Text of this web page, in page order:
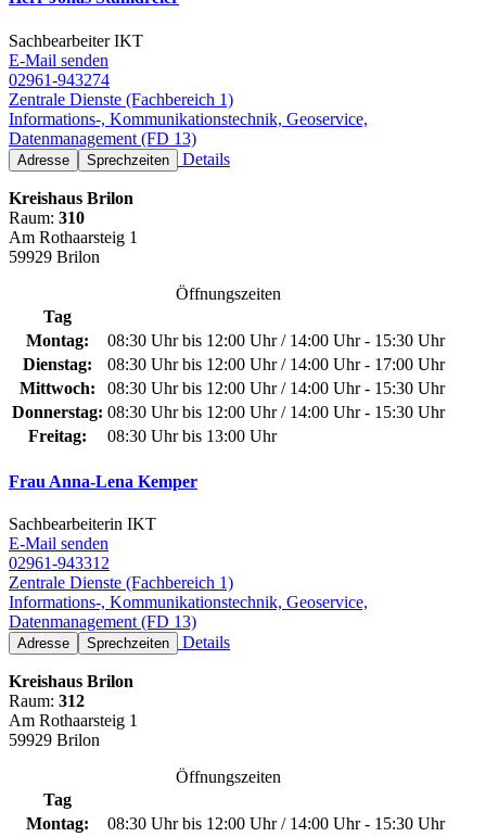
Sachbearbeiter IKT
E-Mail senden
02961-943274
Zentrale Dienste (Fachbereich 1)
Informations-, Kommunikationstechnik, Geoservice,
Datenmanagement (FD 13)
Adresse Sprechzeiten Details
Kreishaus Brilon
Raum: 310
Am Rothaarsteig 1
59929 Brilon
Öffnungszeiten
Tag
Montag:
08:30 Uhr bis 12:00 Uhr / 14:00 Uhr - 15:30 Uhr
Dienstag:
08:30 Uhr bis 12:00 Uhr / 14:00 Uhr - 17:00 Uhr
Mittwoch:
08:30 Uhr bis 12:00 Uhr / 14:00 Uhr - 15:30 Uhr
Donnerstag: 08:30 Uhr bis 12:00 Uhr / 14:00 Uhr - 15:30 Uhr
Freitag:
08:30 Uhr bis 13:00 Uhr
Frau Anna-Lena Kemper
Sachbearbeiterin IKT
E-Mail senden
02961-943312
Zentrale Dienste (Fachbereich 1)
Informations-, Kommunikationstechnik, Geoservice,
Datenmanagement (FD 13)
Adresse Sprechzeiten Details
Kreishaus Brilon
Raum: 312
Am Rothaarsteig 1
59929 Brilon
Öffnungszeiten
Tag
Montag:
08:30 Uhr bis 12:00 Uhr / 14:00 Uhr - 15:30 Uhr